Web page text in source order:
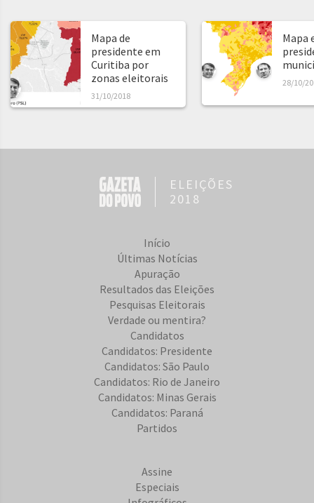
Mapa de
presidente em
Curitiba por
zonas eleitorais
31/10/2018
Mapa
28/10/
ELEIÇÕES
2018
Início
Últimas Notícias
Apuração
Resultados das Eleições
Pesquisas Eleitorais
Verdade ou mentira?
Candidatos
Candidatos: Presidente
Candidatos: São Paulo
Candidatos: Rio de Janeiro
Candidatos: Minas Gerais
Candidatos: Paraná
Partidos
Assine
Especiais